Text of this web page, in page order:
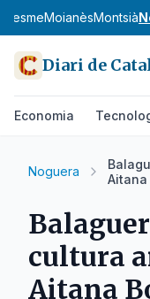
MoianèsMontsià
Diari de
Economia
Noguera
Aitana
cultura
Aitana